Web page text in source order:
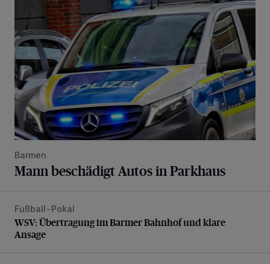
Barmen
Mann beschädigt Autos in Parkhaus
WSV: Übertragung im Barmer Bahnhof und klare Ansage
Fußball-Pokal
WSV: Übertragung im Barmer Bahnhof und klare
Ansage